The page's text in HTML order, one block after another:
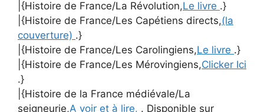
|{Histoire de France/La Révolution,Le livre .}
|{Histoire de France/Les Capétiens directs,(la
couverture) .}
|{Histoire de France/Les Carolingiens,Le livre .}
|{Histoire de France/Les Mérovingiens,Clicker Ici
.}
|{Histoire de la France médiévale/La
seigneurie,A voir et à lire. . Disponible sur